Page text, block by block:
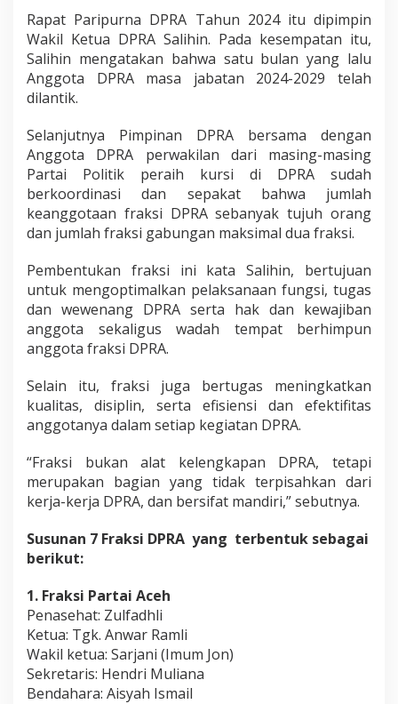
n
F
r
a
k
D
P
R
A
Rapat Paripurna DPRA Tahun 2024 itu dipimpin
Wakil Ketua DPRA Salihin. Pada kesempatan itu,
Salihin mengatakan bahwa satu bulan yang lalu
Anggota DPRA masa jabatan 2024-2029 telah
dilantik.
Selanjutnya Pimpinan DPRA bersama dengan
Anggota DPRA perwakilan dari masing-masing
Partai Politik peraih kursi di DPRA sudah
berkoordinasi dan sepakat bahwa jumlah
keanggotaan fraksi DPRA sebanyak tujuh orang
dan jumlah fraksi gabungan maksimal dua fraksi.
Pembentukan fraksi ini kata Salihin, bertujuan
untuk mengoptimalkan pelaksanaan fungsi, tugas
dan wewenang DPRA serta hak dan kewajiban
anggota sekaligus wadah tempat berhimpun
anggota fraksi DPRA.
Selain itu, fraksi juga bertugas meningkatkan
kualitas, disiplin, serta efisiensi dan efektifitas
anggotanya dalam setiap kegiatan DPRA.
“Fraksi bukan alat kelengkapan DPRA, tetapi
merupakan bagian yang tidak terpisahkan dari
kerja-kerja DPRA, dan bersifat mandiri,” sebutnya.
Susunan 7 Fraksi DPRA yang terbentuk sebagai
berikut:
1. Fraksi Partai Aceh
Penasehat: Zulfadhli
Ketua: Tgk. Anwar Ramli
Wakil ketua: Sarjani (Imum Jon)
Sekretaris: Hendri Muliana
Bendahara: Aisyah Ismail